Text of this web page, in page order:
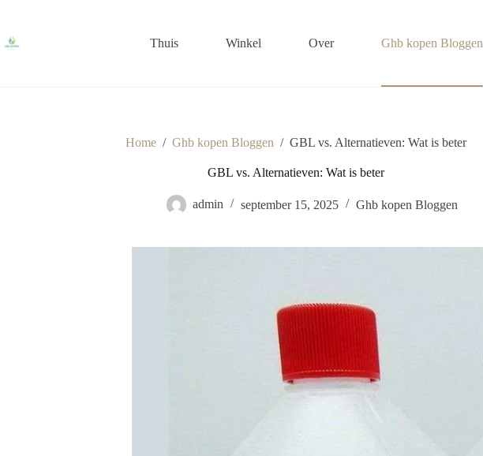
de
inhoud
Thuis Winkel Over Ghb kopen Bloggen
Home / Ghb kopen Bloggen / GBL vs. Alternatieven: Wat is beter
GBL vs. Alternatieven: Wat is beter
admin september 15, 2025 Ghb kopen Bloggen